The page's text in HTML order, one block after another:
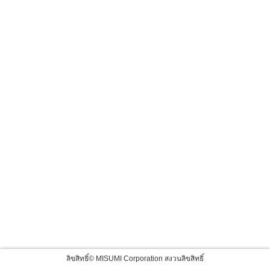
ลิขสิทธิ์© MISUMI Corporation สงวนลิขสิทธิ์